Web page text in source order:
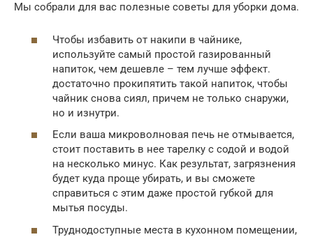
Мы собрали для вас полезные советы для уборки дома.
Чтобы избавить от накипи в чайнике,
используйте самый простой газированный
напиток, чем дешевле – тем лучше эффект.
достаточно прокипятить такой напиток, чтобы
чайник снова сиял, причем не только снаружи,
но и изнутри.
Если ваша микроволновая печь не отмывается,
стоит поставить в нее тарелку с содой и водой
на несколько минус. Как результат, загрязнения
будет куда проще убирать, и вы сможете
справиться с этим даже простой губкой для
мытья посуды.
Труднодоступные места в кухонном помещении,